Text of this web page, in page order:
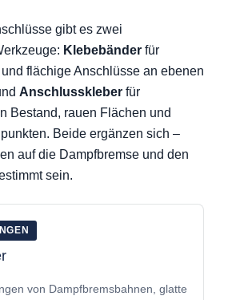
gibt es zwei
Klebebänder für
flächige Anschlüsse an ebenen
Anschlusskleber für
Bestand, rauen Flächen und
Beide ergänzen sich –
auf die Dampfbremse und den
sein.
von Dampfbremsbahnen, glatte